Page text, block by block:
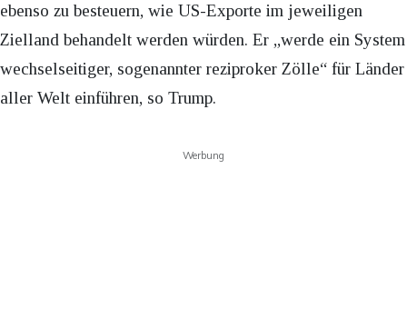
ebenso zu besteuern, wie US-Exporte im jeweiligen
Zielland behandelt werden würden. Er „werde ein System
wechselseitiger, sogenannter reziproker Zölle“ für Länder
aller Welt einführen, so Trump.
Werbung